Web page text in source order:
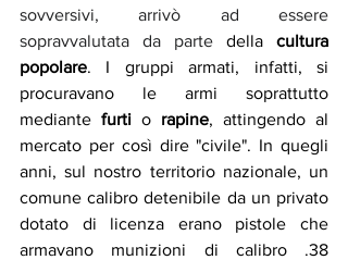
sovversivi, arrivò ad essere
sopravvalutata da parte della cultura
popolare. I gruppi armati, infatti, si
procuravano le armi soprattutto
mediante furti o rapine, attingendo al
mercato per così dire "civile". In quegli
anni, sul nostro territorio nazionale, un
comune calibro detenibile da un privato
dotato di licenza erano pistole che
armavano munizioni di calibro .38